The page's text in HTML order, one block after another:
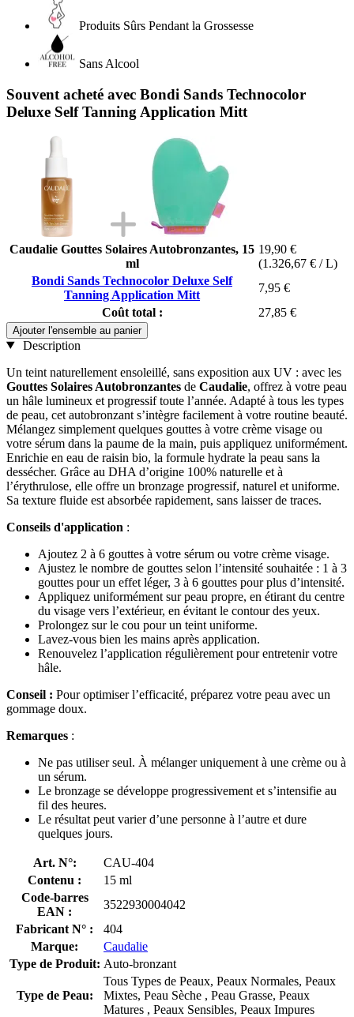
Produits Sûrs Pendant la Grossesse
Sans Alcool
Souvent acheté avec Bondi Sands Technocolor
Deluxe Self Tanning Application Mitt
Caudalie Gouttes Solaires Autobronzantes, 15
ml
19,90 €
(1.326,67 € / L)
Bondi Sands Technocolor Deluxe Self
Tanning Application Mitt
7,95 €
Coût total :
27,85 €
Ajouter l'ensemble au panier
Description
Un teint naturellement ensoleillé, sans exposition aux UV : avec les
Gouttes Solaires Autobronzantes de Caudalie, offrez à votre peau
un hâle lumineux et progressif toute l’année. Adapté à tous les types
de peau, cet autobronzant s’intègre facilement à votre routine beauté.
Mélangez simplement quelques gouttes à votre crème visage ou
votre sérum dans la paume de la main, puis appliquez uniformément.
Enrichie en eau de raisin bio, la formule hydrate la peau sans la
dessécher. Grâce au DHA d’origine 100% naturelle et à
l’érythrulose, elle offre un bronzage progressif, naturel et uniforme.
Sa texture fluide est absorbée rapidement, sans laisser de traces.
Conseils d'application :
Ajoutez 2 à 6 gouttes à votre sérum ou votre crème visage.
Ajustez le nombre de gouttes selon l’intensité souhaitée : 1 à 3
gouttes pour un effet léger, 3 à 6 gouttes pour plus d’intensité.
Appliquez uniformément sur peau propre, en étirant du centre
du visage vers l’extérieur, en évitant le contour des yeux.
Prolongez sur le cou pour un teint uniforme.
Lavez-vous bien les mains après application.
Renouvelez l’application régulièrement pour entretenir votre
hâle.
Conseil : Pour optimiser l’efficacité, préparez votre peau avec un
gommage doux.
Remarques :
Ne pas utiliser seul. À mélanger uniquement à une crème ou à
un sérum.
Le bronzage se développe progressivement et s’intensifie au
fil des heures.
Le résultat peut varier d’une personne à l’autre et dure
quelques jours.
Art. N°:
CAU-404
Contenu :
15 ml
Code-barres
EAN :
3522930004042
Fabricant N° :
404
Marque:
Caudalie
Type de Produit: Auto-bronzant
Type de Peau:
Tous Types de Peaux, Peaux Normales, Peaux
Mixtes, Peau Sèche , Peau Grasse, Peaux
Matures , Peaux Sensibles, Peaux Impures